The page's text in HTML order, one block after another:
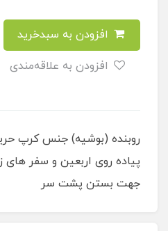
روبنده (بوشیه) جنس کرپ
پیاده روی اربعین و سفر های
جهت بستن پشت سر